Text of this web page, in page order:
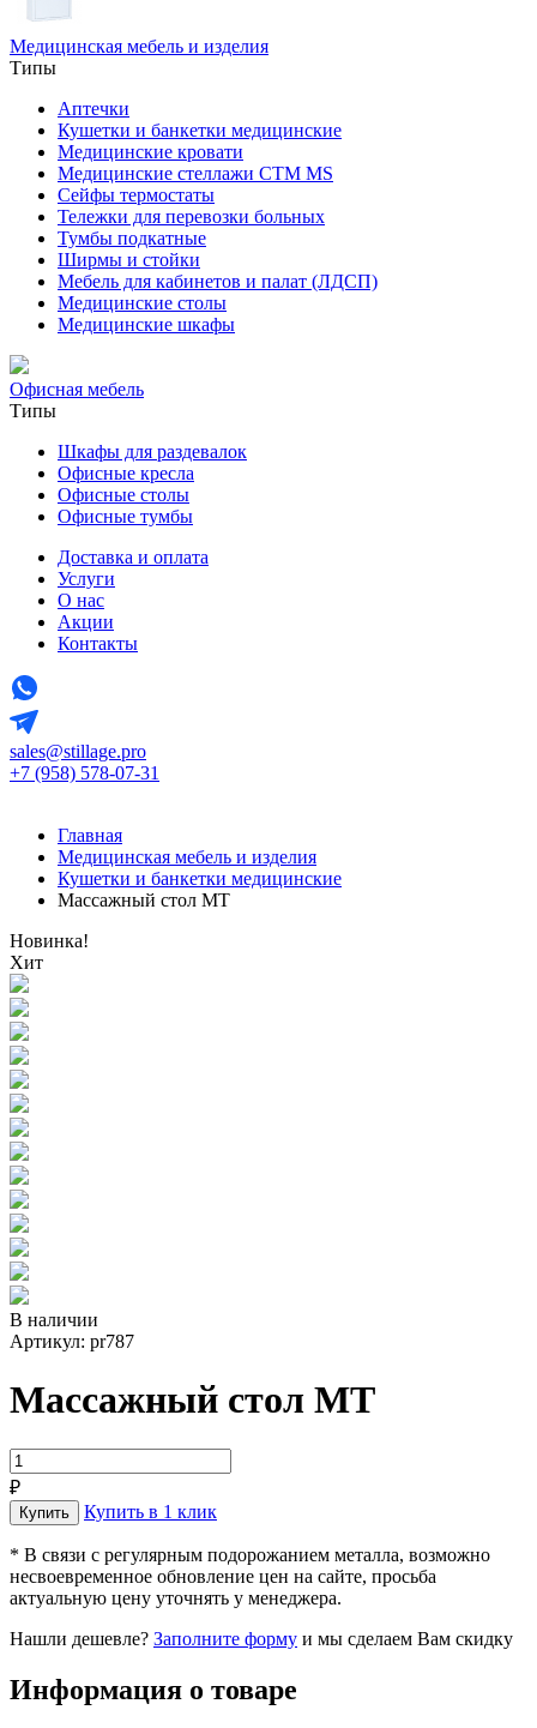
Медицинская мебель и изделия
Типы
Аптечки
Кушетки и банкетки медицинские
Медицинские кровати
Медицинские стеллажи CTM MS
Сейфы термостаты
Тележки для перевозки больных
Тумбы подкатные
Ширмы и стойки
Мебель для кабинетов и палат (ЛДСП)
Медицинские столы
Медицинские шкафы
Офисная мебель
Типы
Шкафы для раздевалок
Офисные кресла
Офисные столы
Офисные тумбы
Доставка и оплата
Услуги
О нас
Акции
Контакты
sales@stillage.pro
+7 (958) 578-07-31
Главная
Медицинская мебель и изделия
Кушетки и банкетки медицинские
Массажный стол МТ
Новинка!
Хит
В наличии
Артикул: pr787
Массажный стол МТ
₽
Купить в 1 клик
* В связи с регулярным подорожанием металла, возможно
несвоевременное обновление цен на сайте, просьба
актуальную цену уточнять у менеджера.
Нашли дешевле? Заполните форму и мы сделаем Вам скидку
Информация о товаре